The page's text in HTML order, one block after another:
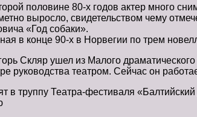
половине 80-х годов актер много
выросло, свидетельством чему
«Год собаки».
в конце 90-х в Норвегии по трем
Скляр ушел из Малого
руководства театром. Сейчас он
в труппу Театра-фестиваля